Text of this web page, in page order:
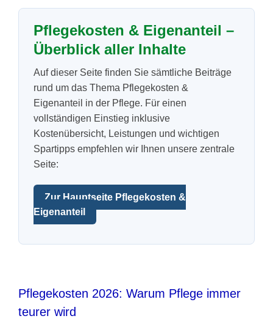
Ø Pflegekosten im Pflegeheim
Ehegattenunterhalt
Pflegezusatzversicherung
Pflegezusatz – Vergleichsrechner
Vorerkrankung
Pflegekosten & Eigenanteil –
Überblick aller Inhalte
Auf dieser Seite finden Sie sämtliche Beiträge
rund um das Thema Pflegekosten &
Eigenanteil in der Pflege. Für einen
vollständigen Einstieg inklusive
Kostenübersicht, Leistungen und wichtigen
Spartipps empfehlen wir Ihnen unsere zentrale
Seite:
Zur Hauptseite Pflegekosten &
Eigenanteil
Pflegekosten 2026: Warum Pflege immer
teurer wird